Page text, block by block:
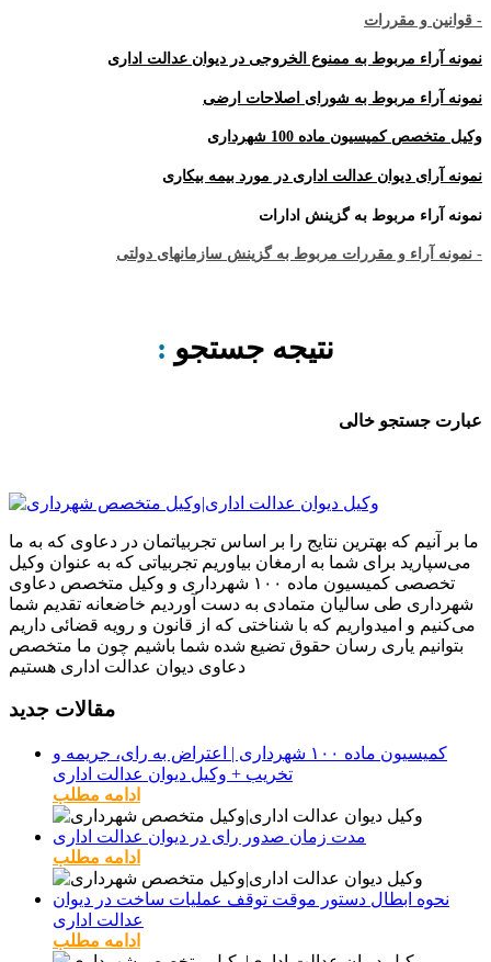
- قوانین و مقررات
نمونه آراء مربوط به ممنوع الخروجی در دیوان عدالت اداری
نمونه آراء مربوط به شورای اصلاحات ارضی
وکیل متخصص کمیسیون ماده 100 شهرداری
نمونه آرای دیوان عدالت اداری در مورد بیمه بیکاری
نمونه آراء مربوط به گزینش ادارات
- نمونه آراء و مقررات مربوط به گزینش سازمانهای دولتی
نتیجه جستجو :
عبارت جستجو خالی
ما بر آنیم که بهترین نتایج را بر اساس تجربیاتمان در دعاوی که به ما
می‌سپارید برای شما به ارمغان بیاوریم تجربیاتی که به عنوان وکیل
تخصصی کمیسیون ماده ۱۰۰ شهرداری و وکیل متخصص دعاوی
شهرداری طی سالیان متمادی به دست آوردیم خاضعانه تقدیم شما
می‌کنیم و امیدواریم که با شناختی که از قانون و رویه قضائی داریم
بتوانیم یاری رسان حقوق تضیع شده شما باشیم چون ما متخصص
دعاوی دیوان عدالت اداری هستیم
مقالات جدید
کمیسیون ماده ۱۰۰ شهرداری | اعتراض به رای، جریمه و
تخریب + وکیل دیوان عدالت اداری
ادامه مطلب
مدت زمان صدور رای در دیوان عدالت اداری
ادامه مطلب
نحوه ابطال دستور موقت توقف عملیات ساخت در دیوان
عدالت اداری
ادامه مطلب